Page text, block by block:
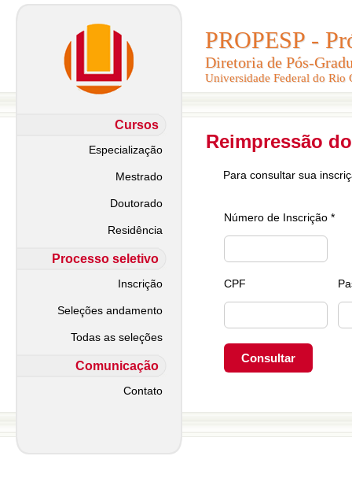
PROPESP -
Diretoria de Pós-
Universidade Federal do Rio
PROPESP -
Diretoria de Pós-
Universidade Federal do Rio
Cursos
Especialização
Mestrado
Doutorado
Residência
Processo seletivo
Inscrição
Seleções andamento
Todas as seleções
Comunicação
Contato
Reimpressão
Para consultar sua
Número de Inscrição *
CPF